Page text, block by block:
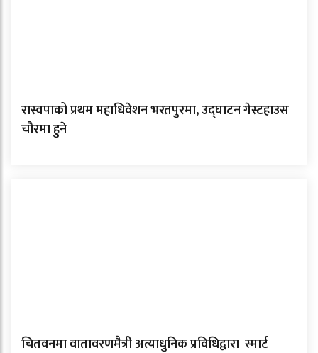
रास्वपाको प्रथम महाधिवेशन भरतपुरमा, उद्घाटन गेस्टहाउस
चौरमा हुने
चितवनमा वातावरणमैत्री अत्याधुनिक प्रविधिद्वारा स्मार्ट